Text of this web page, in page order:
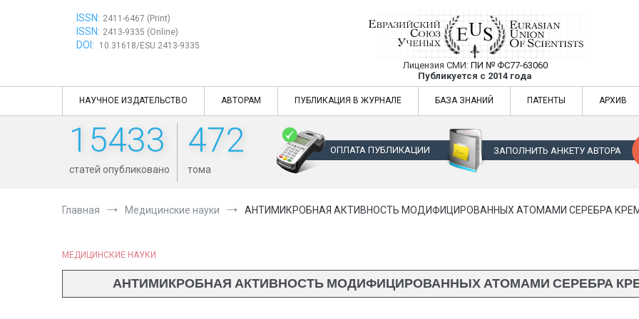
ISSN: 2411-6467 (Print)
ISSN: 2413-9335 (Online)
DOI: 10.31618/ESU.2413-9335
Евразийский Союз Ученых —
Лицензия СМИ: ПИ № ФС77-63060
Публикуется с 2014 года
Евразийский Союз Ученых — публикация научных статей в
НАУЧНОЕ ИЗДАТЕЛЬСТВО АВТОРАМ ПУБЛИКАЦИЯ В ЖУРНАЛЕ БАЗА ЗНАНИЙ ПАТЕНТЫ АРХИВ
15433
статей опубликовано
472
тома
ОПЛАТА ПУБЛИКАЦИИ ЗАПОЛНИТЬ АНКЕТУ АВТОРА
Главная Медицинские науки АНТИМИКРОБНАЯ АКТИВНОСТЬ МОДИФИЦИРОВАННЫХ АТОМАМИ СЕРЕБРА
МЕДИЦИНСКИЕ НАУКИ
АНТИМИКРОБНАЯ АКТИВНОСТЬ МОДИФИЦИРОВАННЫХ АТОМАМИ СЕРЕБРА